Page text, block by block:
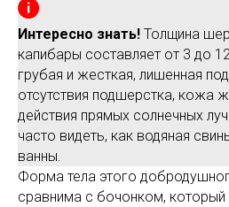
Интересно знать! Толщина
капибары составляет от 3 до
грубая и жесткая, лишенная
отсутствия подшерстка, кожа
действия прямых солнечных
часто видеть, как водяная
ванны.
Форма тела этого
сравнима с бочонком, который